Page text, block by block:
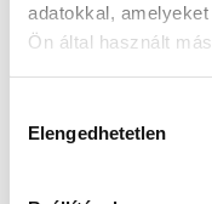
adatokkal,
Ön által használt
kiválasztása
Elengedhetetlen
loading